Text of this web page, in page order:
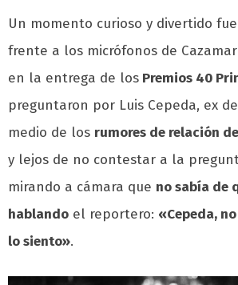
Un momento curioso y divertido
frente a los micrófonos de
en la entrega de los Premios 40
preguntaron por Luis Cepeda, ex
medio de los rumores de relación
y lejos de no contestar a la
mirando a cámara que no sabía de
hablando el reportero: «Cepeda,
lo siento».